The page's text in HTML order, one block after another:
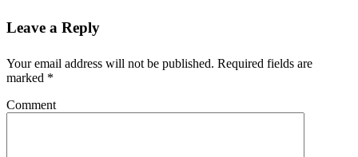
Leave a Reply
Your email address will not be published. Required fields are
marked *
Comment